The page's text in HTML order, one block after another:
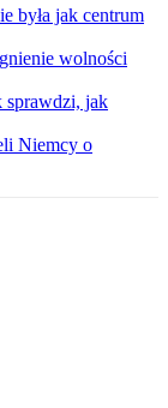
była jak centrum
wolności
sprawdzi, jak
Niemcy o